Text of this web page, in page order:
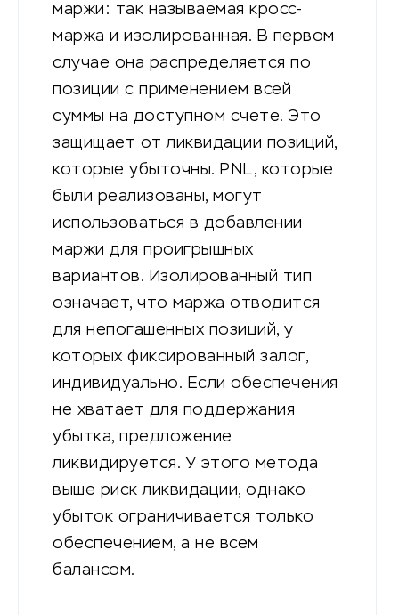
маржи: так называемая кросс-
маржа и изолированная. В первом
случае она распределяется по
позиции с применением всей
суммы на доступном счете. Это
защищает от ликвидации позиций,
которые убыточны. PNL, которые
были реализованы, могут
использоваться в добавлении
маржи для проигрышных
вариантов. Изолированный тип
означает, что маржа отводится
для непогашенных позиций, у
которых фиксированный залог,
индивидуально. Если обеспечения
не хватает для поддержания
убытка, предложение
ликвидируется. У этого метода
выше риск ликвидации, однако
убыток ограничивается только
обеспечением, а не всем
балансом.